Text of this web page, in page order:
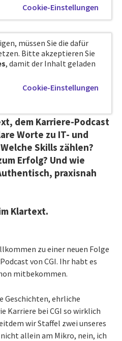
Cookie-Einstellungen
müssen Sie die dafür
Bitte akzeptieren Sie
, damit der Inhalt geladen
Cookie-Einstellungen
dem Karriere-Podcast
Worte zu IT- und
Skills zählen?
Erfolg? Und wie
praxisnah
Klartext.
zu einer neuen Folge
von CGI. Ihr habt es
mitbekommen.
Geschichten, ehrliche
Karriere bei CGI so wirklich
wir Staffel zwei unseres
allein am Mikro, nein, ich